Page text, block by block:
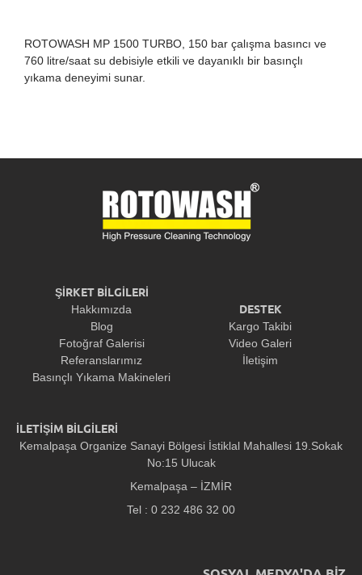
ROTOWASH MP 1500 TURBO, 150 bar çalışma basıncı ve
760 litre/saat su debisiyle etkili ve dayanıklı bir basınçlı
yıkama deneyimi sunar.
ŞİRKET BİLGİLERİ
Hakkımızda
Blog
Fotoğraf Galerisi
Referanslarımız
Basınçlı Yıkama Makineleri
DESTEK
Kargo Takibi
Video Galeri
İletişim
İLETİŞİM BİLGİLERİ
Kemalpaşa Organize Sanayi Bölgesi İstiklal Mahallesi 19.Sokak
No:15 Ulucak
Kemalpaşa – İZMİR
Tel : 0 232 486 32 00